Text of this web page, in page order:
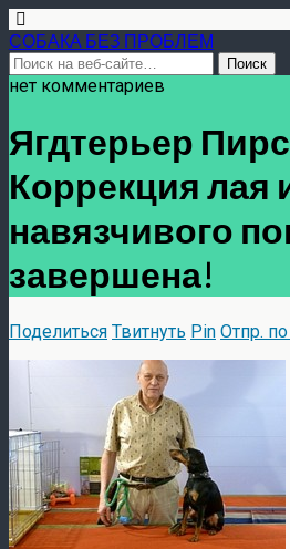
СОБАКА БЕЗ ПРОБЛЕМ
нет комментариев
Ягдтерьер
Коррекция лая
навязчивого
завершена!
Поделиться Твитнуть Pin Отпр.